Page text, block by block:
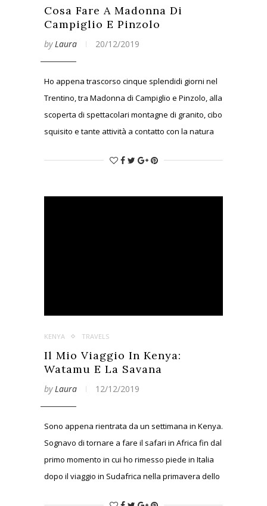
Cosa Fare A Madonna Di
Campiglio E Pinzolo
byLaura 20/12/2019
Ho appena trascorso cinque splendidi giorni nel
Trentino, tra Madonna di Campiglio e Pinzolo, alla
scoperta di spettacolari montagne di granito, cibo
squisito e tante attività a contatto con la natura
KENYA TRAVELS
Il Mio Viaggio In Kenya:
Watamu E La Savana
byLaura 12/12/2019
Sono appena rientrata da un settimana in Kenya.
Sognavo di tornare a fare il safari in Africa fin dal
primo momento in cui ho rimesso piede in Italia
dopo il viaggio in Sudafrica nella primavera dello